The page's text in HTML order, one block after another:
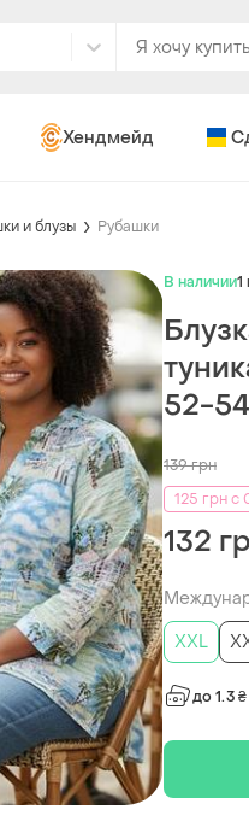
Хендмейд
и блузы Рубашки
В наличии1
52-
139грн
125 грн с
132
XXL
до 1.3